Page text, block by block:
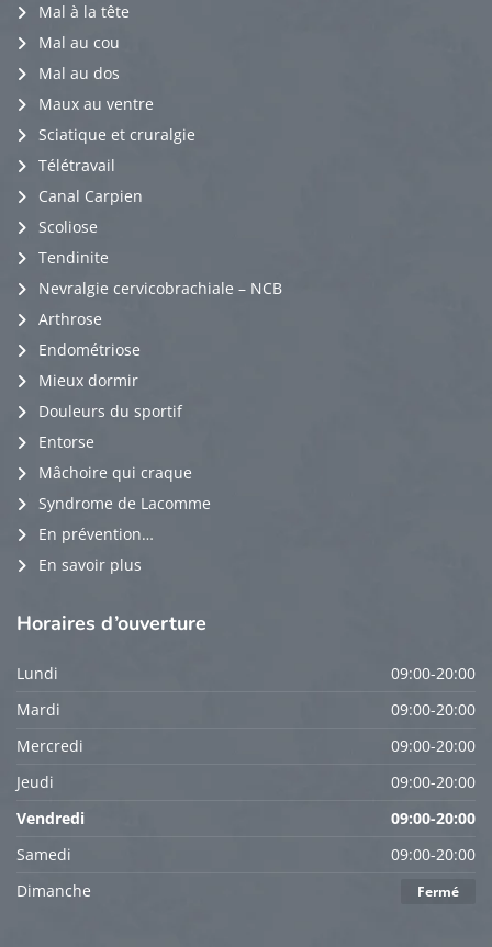
Mal à la tête
Mal au cou
Mal au dos
Maux au ventre
Sciatique et cruralgie
Télétravail
Canal Carpien
Scoliose
Tendinite
Nevralgie cervicobrachiale – NCB
Arthrose
Endométriose
Mieux dormir
Douleurs du sportif
Entorse
Mâchoire qui craque
Syndrome de Lacomme
En prévention…
En savoir plus
Horaires d’ouverture
Lundi
09:00-20:00
Mardi
09:00-20:00
Mercredi
09:00-20:00
Jeudi
09:00-20:00
Vendredi
09:00-20:00
Samedi
09:00-20:00
Dimanche
Fermé